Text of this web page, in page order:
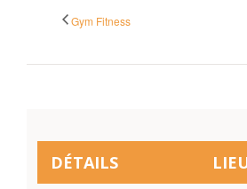
Gym Fitness
DÉTAILS